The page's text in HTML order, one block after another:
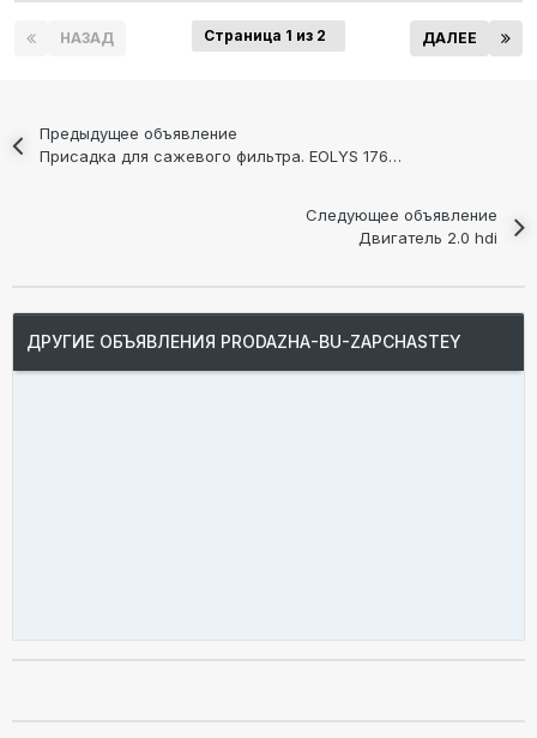
НАЗАД ДАЛЕЕ
Страница 1 из 2
Предыдущее объявление
Присадка для сажевого фильтра. EOLYS 176 (Infineum F7995)
Следующее объявление
Двигатель 2.0 hdi
ДРУГИЕ ОБЪЯВЛЕНИЯ PRODAZHA-BU-ZAPCHASTEY